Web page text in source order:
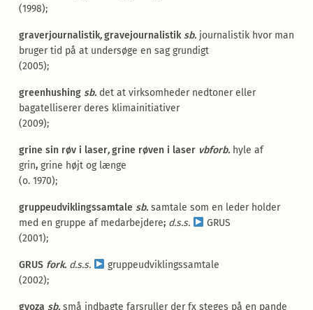
(1998);
graverjournalistik,gravejournalistik sb. journalistik hvor man
bruger tid på at undersøge en sag grundigt
(2005);
greenhushing sb. det at virksomheder nedtoner eller
bagatelliserer deres klimainitiativer
(2009);
grine sin røv i laser,grine røven i laser vbforb. hyle af
grin, grine højt og længe
(o. 1970);
gruppeudviklingssamtale sb. samtale som en leder holder
med en gruppe af medarbejdere; d.s.s.
GRUS
(2001);
GRUS fork. d.s.s.
gruppeudviklingssamtale
(2002);
gyoza sb. små indbagte farsruller der fx steges på en pande